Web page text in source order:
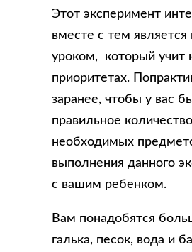
Этот эксперимент
вместе с тем
уроком, который учит
приоритетах.
заранее, чтобы у вас
правильное количество
необходимых
выполнения данного
с вашим ребенком.
Вам понадобятся
галька, песок, вода и